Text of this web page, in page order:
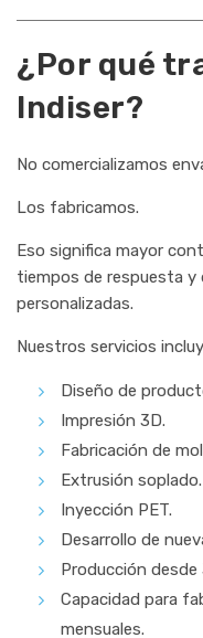
¿Por qué
Indiser?
No comercializamos
Los fabricamos.
Eso significa mayor
tiempos de respuesta y
personalizadas.
Nuestros servicios
Diseño de
Impresión 3D.
Fabricación de
Extrusión soplado.
Inyección PET.
Desarrollo de
Producción desde
Capacidad para
mensuales.